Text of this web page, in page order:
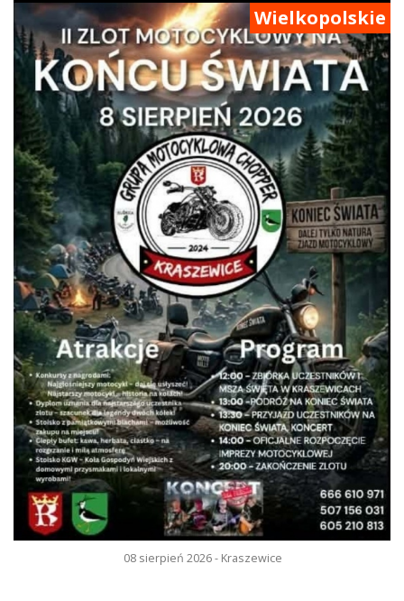
Wielkopolskie
08 sierpień 2026 - Kraszewice